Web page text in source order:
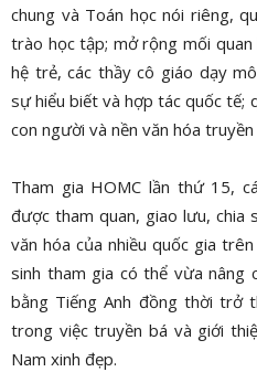
chung và Toán học nói riêng,
trào học tập; mở rộng mối
hệ trẻ, các thầy cô giáo dạy
sự hiểu biết và hợp tác quốc tế;
con người và nền văn hóa
Tham gia HOMC lần thứ 15,
được tham quan, giao lưu, chia
văn hóa của nhiều quốc gia
sinh tham gia có thể vừa nâng
bằng Tiếng Anh đồng thời trở
trong việc truyền bá và giới
Nam xinh đẹp.